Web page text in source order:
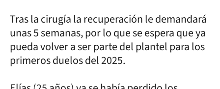
Tras la cirugía la recuperación le demandará
unas 5 semanas, por lo que se espera que ya
pueda volver a ser parte del plantel para los
primeros duelos del 2025.